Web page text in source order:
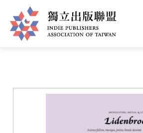
至
主
立
您
裡
首頁 ❯ 書籍一覽